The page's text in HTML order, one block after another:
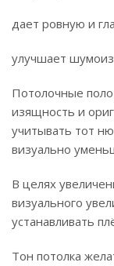
дает ровную и
улучшает
Потолочные
изящность и
учитывать тот
визуально
В целях
визуального
устанавливать
Тон потолка